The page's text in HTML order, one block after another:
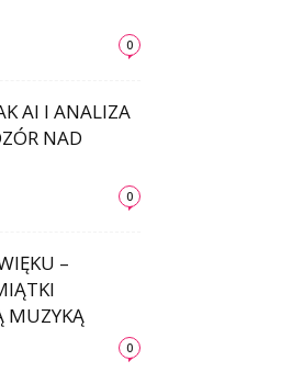
0
AI I ANALIZA
NAD
0
–
MUZYKĄ
0